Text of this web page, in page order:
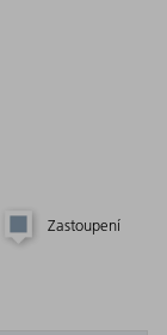
Zastoupení